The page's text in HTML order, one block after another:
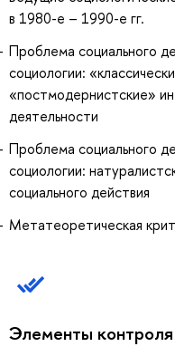
в 1980-е – 1990-е гг.
Проблема социального
социологии:
«постмодернистские»
деятельности
Проблема социального
социологии:
социального действия
Метатеоретическая
Элементы контроля